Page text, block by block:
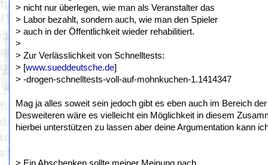
> nicht nur überlegen, wie man als Veranstalter das
> Labor bezahlt, sondern auch, wie man den Spieler
> auch in der Öffentlichkeit wieder rehabilitiert.
>
> Zur Verlässlichkeit von Schnelltests:
> [www.sueddeutsche.de]
> -drogen-schnelltests-voll-auf-mohnkuchen-1.1414347
Mag ja alles soweit sein jedoch gibt es eben auch im Bereich
Desweiteren wäre es vielleicht ein Möglichkeit in diesem
hierbei unterstützen zu lassen aber deine Argumentation kann